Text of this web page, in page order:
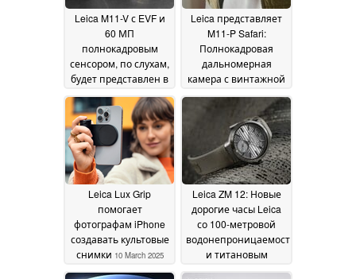
Leica M11-V с EVF и
60 МП
полнокадровым
сенсором, по слухам,
будет представлен в
октябре07 July 2025
Leica представляет
M11-P Safari:
Полнокадровая
дальномерная
камера с винтажной
эстетикой10 May 2025
Leica Lux Grip
помогает
фотографам iPhone
создавать культовые
снимки 10 March 2025
Leica ZM 12: Новые
дорогие часы Leica
со 100-метровой
водонепроницаемостью
и титановым
корпусом28 February